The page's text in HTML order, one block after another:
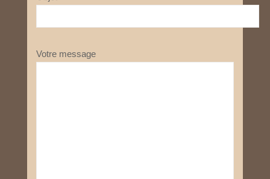
Votre message